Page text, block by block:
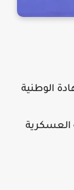
الوطنية
العسكرية